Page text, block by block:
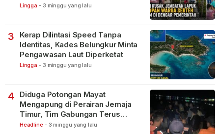
Lingga - 3 minggu yang lalu
3
Kerap Dilintasi Speed Tanpa
Identitas, Kades Belungkur Minta
Pengawasan Laut Diperketat
Lingga - 3 minggu yang lalu
4
Diduga Potongan Mayat
Mengapung di Perairan Jemaja
Timur, Tim Gabungan Terus
Lakukan Pencarian
Headline - 3 minggu yang lalu